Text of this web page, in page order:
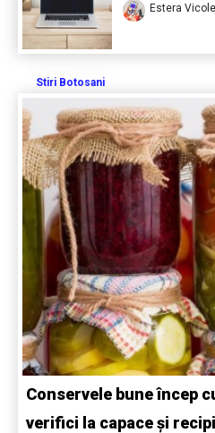
Estera
Stiri Botosani
Conservele bune încep
verifici la capace și